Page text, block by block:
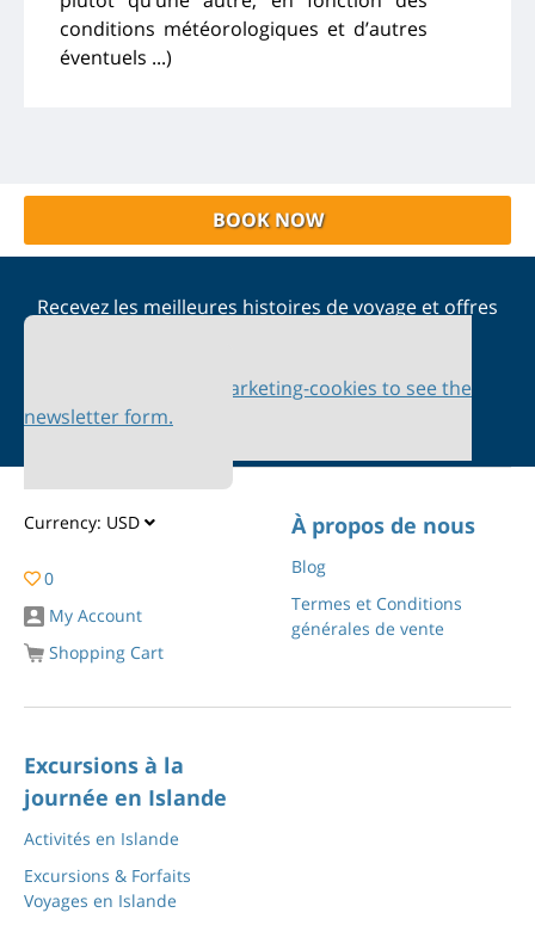
conditions météorologiques et d’autres
éventuels ...)
BOOK NOW
Recevez les meilleures histoires de voyage et offres
Please accept marketing-cookies to see the
newsletter form.
Currency: USD
0
My Account
Shopping Cart
À propos de nous
Blog
Termes et Conditions
générales de vente
Excursions à la
journée en Islande
Activités en Islande
Excursions & Forfaits
Voyages en Islande